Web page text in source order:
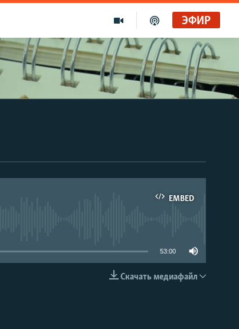
ЭФИР
EMBED
EMBED
53:00
Скачать медиафайл